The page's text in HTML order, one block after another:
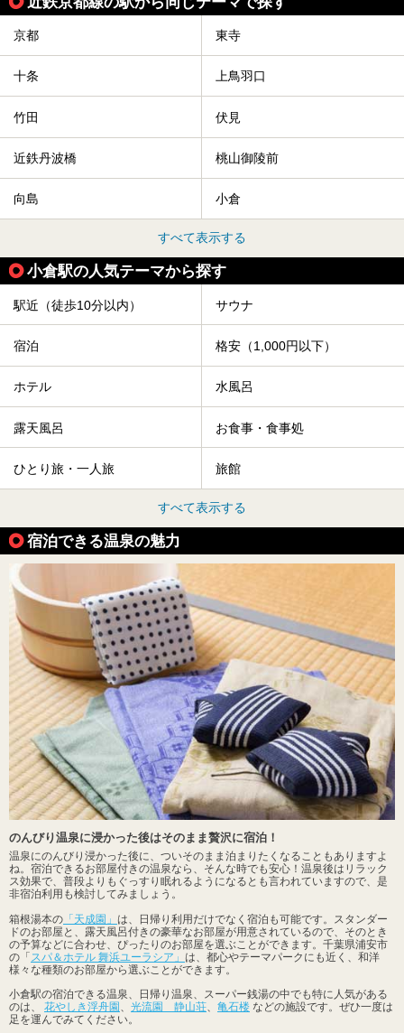
京都 東寺
十条 上鳥羽口
竹田 伏見
近鉄丹波橋 桃山御陵前
向島 小倉
すべて表示する
小倉駅の人気テーマから探す
駅近（徒歩10分以内） サウナ
宿泊 格安（1,000円以下）
ホテル 水風呂
露天風呂 お食事・食事処
ひとり旅・一人旅 旅館
すべて表示する
宿泊できる温泉の魅力
のんびり温泉に浸かった後はそのまま贅沢に宿泊！
温泉にのんびり浸かった後に、ついそのまま泊まりたくなることもありますよ
ね。宿泊できるお部屋付きの温泉なら、そんな時でも安心！温泉後はリラック
ス効果で、普段よりもぐっすり眠れるようになるとも言われていますので、是
非宿泊利用も検討してみましょう。
箱根湯本の 「天成園」 は、日帰り利用だけでなく宿泊も可能です。スタンダー
ドのお部屋と、露天風呂付きの豪華なお部屋が用意されているので、そのとき
の予算などに合わせ、ぴったりのお部屋を選ぶことができます。千葉県浦安市
の「スパ＆ホテル 舞浜ユーラシア」 は、都心やテーマパークにも近く、和洋
様々な種類のお部屋から選ぶことができます。
小倉駅の宿泊できる温泉、日帰り温泉、スーパー銭湯の中でも特に人気がある
のは、 花やしき浮舟園、 光流園 静山荘、 亀石楼 などの施設です。ぜひ一度は
足を運んでみてください。